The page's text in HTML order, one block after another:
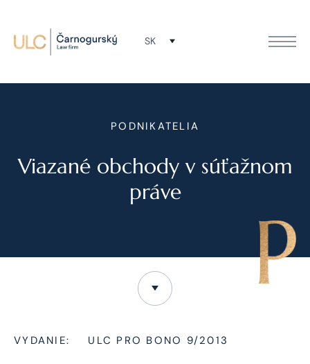
SK
PODNIKATELIA
Viazané obchody v súťažnom
práve
VYDANIE: ULC PRO BONO 9/2013